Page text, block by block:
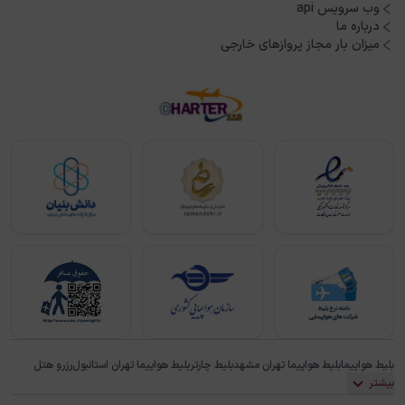
رزرو بلیط هواپیما نجف به مشهد به صورت لحظه آخری یکی از
و قیمت‌های ارزان می‌گردند. این نوع بلیط‌ها به مسافران این امکان را
می‌دهند که در صورت انعطاف‌پذیری در برنامه‌های سفر، از تخفیف‌های
مزایای اصلی بلیط‌های لحظه آخری شامل هزینه کمتر نسبت به بلیط‌های
استاندارد، فرصت‌های بیشتر برای خرید بلیط با قیمت‌های مناسب در
زمان‌های نزدیک به پرواز، و امکان پیدا کردن پیشنهادات ویژه و
تخفیف‌های ویژه در آخرین لحظات است. با این حال، نیاز به دقت در
فرصت‌ها وجود دارد
بلیط هواپیما نجف مشهد رفت و برگشت
بلیط هواپیما نجف به مشهد به صورت رفت و برگشت، انتخاب مناسبی
برای مسافرانی است که قصد دارند به طور همزمان به هر دو شهر سفر
وب سرویس api
درباره ما
میزان بار مجاز پروازهای خارجی
بلیط هواپیمابلیط هواپیما تهران مشهدبلیط چارتربلیط هواپیما تهران استانبولرزرو هتل
بیشتر